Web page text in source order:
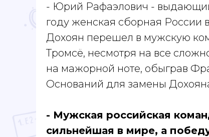
- Юрий Рафаэлович -
году женская сборная России
Дохоян перешел в мужскую
Тромсё, несмотря на все
на мажорной ноте, обыграв
Оснований для замены
- Мужская российская
сильнейшая в мире, а